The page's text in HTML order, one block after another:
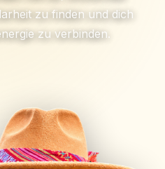
zu finden und dich
zu verbinden.